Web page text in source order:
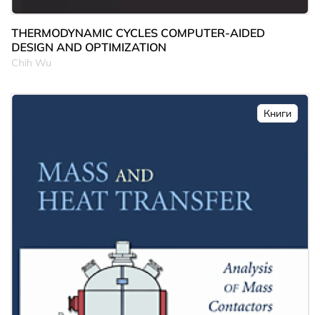
THERMODYNAMIC CYCLES COMPUTER-AIDED
DESIGN AND OPTIMIZATION
Chih Wu
Книги